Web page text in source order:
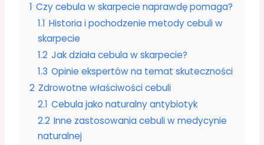
1 Czy cebula w skarpecie naprawdę pomaga?
1.1 Historia i pochodzenie metody cebuli w
skarpecie
1.2 Jak działa cebula w skarpecie?
1.3 Opinie ekspertów na temat skuteczności
2 Zdrowotne właściwości cebuli
2.1 Cebula jako naturalny antybiotyk
2.2 Inne zastosowania cebuli w medycynie
naturalnej